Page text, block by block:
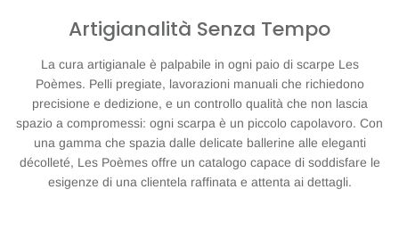
Artigianalità Senza Tempo
La cura artigianale è palpabile in ogni paio di scarpe Les
Poèmes. Pelli pregiate, lavorazioni manuali che richiedono
precisione e dedizione, e un controllo qualità che non lascia
spazio a compromessi: ogni scarpa è un piccolo capolavoro. Con
una gamma che spazia dalle delicate ballerine alle eleganti
décolleté, Les Poèmes offre un catalogo capace di soddisfare le
esigenze di una clientela raffinata e attenta ai dettagli.